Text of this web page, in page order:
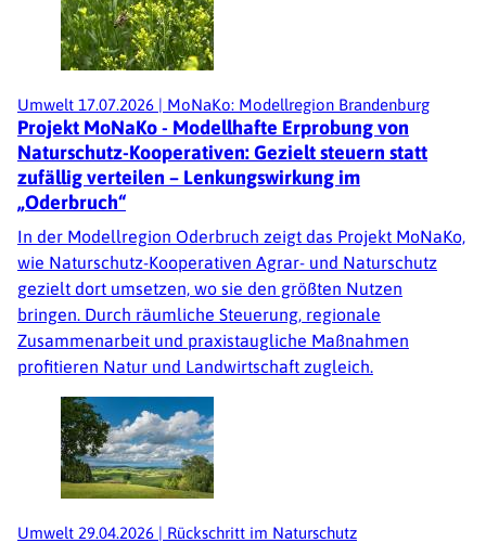
Umwelt 17.07.2026 | MoNaKo: Modellregion Brandenburg
Projekt MoNaKo - Modellhafte Erprobung von
Naturschutz-Kooperativen: Gezielt steuern statt
zufällig verteilen – Lenkungswirkung im
„Oderbruch“
In der Modellregion Oderbruch zeigt das Projekt MoNaKo,
wie Naturschutz-Kooperativen Agrar- und Naturschutz
gezielt dort umsetzen, wo sie den größten Nutzen
bringen. Durch räumliche Steuerung, regionale
Zusammenarbeit und praxistaugliche Maßnahmen
profitieren Natur und Landwirtschaft zugleich.
Umwelt 29.04.2026 | Rückschritt im Naturschutz